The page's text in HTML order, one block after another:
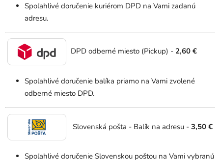
Spoľahlivé doručenie kuriérom DPD na Vami zadanú
adresu.
DPD odberné miesto (Pickup) - 2,60 €
Spoľahlivé doručenie balíka priamo na Vami zvolené
odberné miesto DPD.
Slovenská pošta - Balík na adresu - 3,50 €
Spoľahlivé doručenie Slovenskou poštou na Vami vybranú